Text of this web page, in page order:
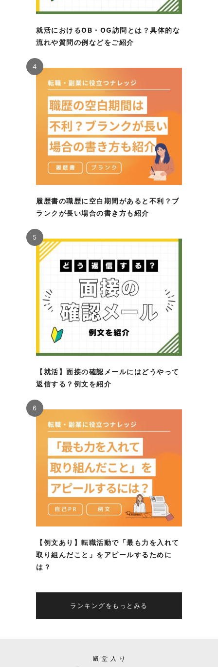
就活におけるOB・OG訪問とは？具体的な
流れや質問の例などをご紹介
履歴書の職歴に空白期間があると不利？ブ
ランクが長い場合の書き方も紹介
4
【就活】面接の確認メールにはどうやって
返信する？例文を紹介
5
【例文あり】転職活動で「最も力を入れて
取り組んだこと」をアピールするために
は？
6
ランキングをもっとみる
殿堂入り